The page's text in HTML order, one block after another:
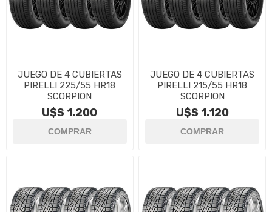
JUEGO DE 4 CUBIERTAS
PIRELLI 225/55 HR18
SCORPION
U$S 1.200
JUEGO DE 4 CUBIERTAS
PIRELLI 215/55 HR18
SCORPION
U$S 1.120